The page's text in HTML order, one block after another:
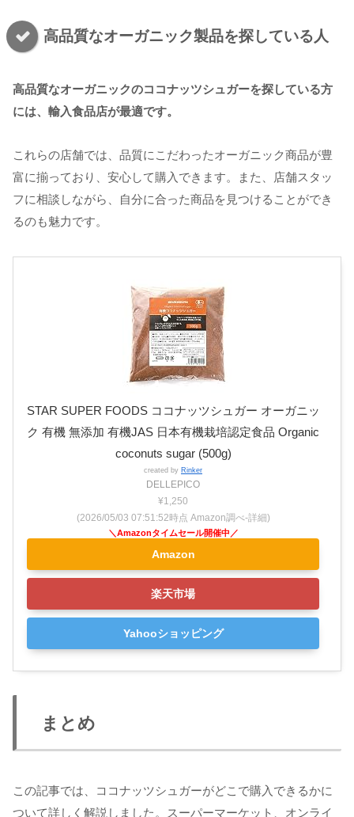
高品質なオーガニック製品を探している人
高品質なオーガニックのココナッツシュガーを探している方
には、輸入食品店が最適です。
これらの店舗では、品質にこだわったオーガニック商品が豊
富に揃っており、安心して購入できます。また、店舗スタッ
フに相談しながら、自分に合った商品を見つけることができ
るのも魅力です。
STAR SUPER FOODS ココナッツシュガー オーガニッ
ク 有機 無添加 有機JAS 日本有機栽培認定食品 Organic
coconuts sugar (500g)
created by Rinker
DELLEPICO
¥1,250
(2026/05/03 07:51:52時点 Amazon調べ-詳細)
Amazon
楽天市場
Yahooショッピング
まとめ
この記事では、ココナッツシュガーがどこで購入できるかに
ついて詳しく解説しました。スーパーマーケット、オンライ